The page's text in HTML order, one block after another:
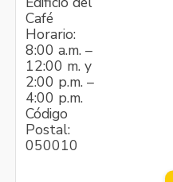
Café
Horario:
8:00 a.m. –
12:00 m. y
2:00 p.m. –
4:00 p.m.
Código
Postal:
050010